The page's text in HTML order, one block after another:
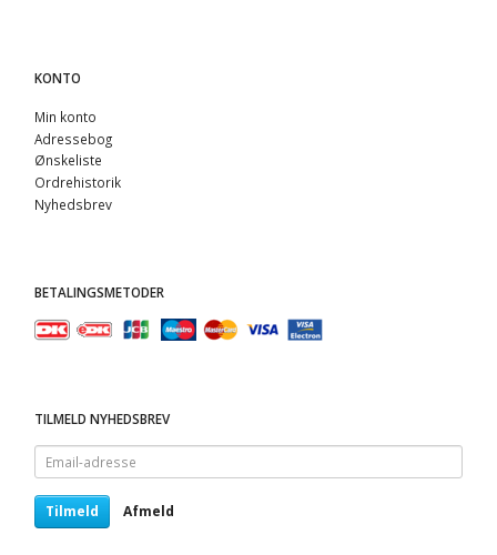
KONTO
Min konto
Adressebog
Ønskeliste
Ordrehistorik
Nyhedsbrev
BETALINGSMETODER
TILMELD NYHEDSBREV
Email-
adresse
Tilmeld Afmeld